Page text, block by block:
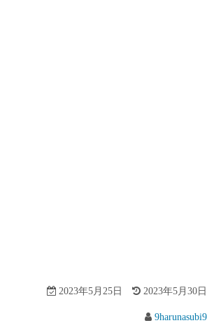
2023年5月25日 2023年5月30日
9harunasubi9